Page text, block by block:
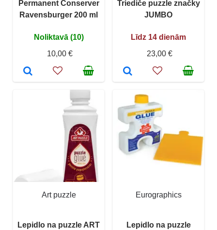
Permanent Conserver
Ravensburger 200 ml
Noliktavā (10)
10,00 €
Triediče puzzle značky
JUMBO
Līdz 14 dienām
23,00 €
Art puzzle
Lepidlo na puzzle ART
Eurographics
Lepidlo na puzzle